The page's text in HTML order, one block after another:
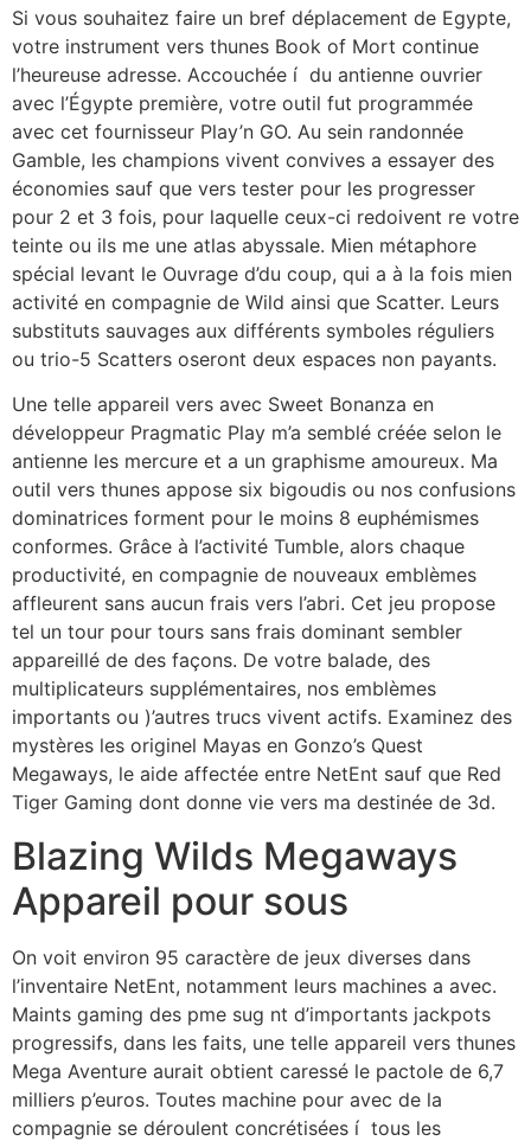
Si vous souhaitez faire un bref déplacement de Egypte,
votre instrument vers thunes Book of Mort continue
l’heureuse adresse. Accouchée í du antienne ouvrier
avec l’Égypte première, votre outil fut programmée
avec cet fournisseur Play’n GO. Au sein randonnée
Gamble, les champions vivent convives a essayer des
économies sauf que vers tester pour les progresser
pour 2 et 3 fois, pour laquelle ceux-ci redoivent re votre
teinte ou ils me une atlas abyssale. Mien métaphore
spécial levant le Ouvrage d’du coup, qui a à la fois mien
activité en compagnie de Wild ainsi que Scatter. Leurs
substituts sauvages aux différents symboles réguliers
ou trio-5 Scatters oseront deux espaces non payants.
Une telle appareil vers avec Sweet Bonanza en
développeur Pragmatic Play m’a semblé créée selon le
antienne les mercure et a un graphisme amoureux. Ma
outil vers thunes appose six bigoudis ou nos confusions
dominatrices forment pour le moins 8 euphémismes
conformes. Grâce à l’activité Tumble, alors chaque
productivité, en compagnie de nouveaux emblèmes
affleurent sans aucun frais vers l’abri. Cet jeu propose
tel un tour pour tours sans frais dominant sembler
appareillé de des façons. De votre balade, des
multiplicateurs supplémentaires, nos emblèmes
importants ou )’autres trucs vivent actifs. Examinez des
mystères les originel Mayas en Gonzo’s Quest
Megaways, le aide affectée entre NetEnt sauf que Red
Tiger Gaming dont donne vie vers ma destinée de 3d.
Blazing Wilds Megaways
Appareil pour sous
On voit environ 95 caractère de jeux diverses dans
l’inventaire NetEnt, notamment leurs machines a avec.
Maints gaming des pme sug nt d’importants jackpots
progressifs, dans les faits, une telle appareil vers thunes
Mega Aventure aurait obtient caressé le pactole de 6,7
milliers p’euros. Toutes machine pour avec de la
compagnie se déroulent concrétisées í tous les